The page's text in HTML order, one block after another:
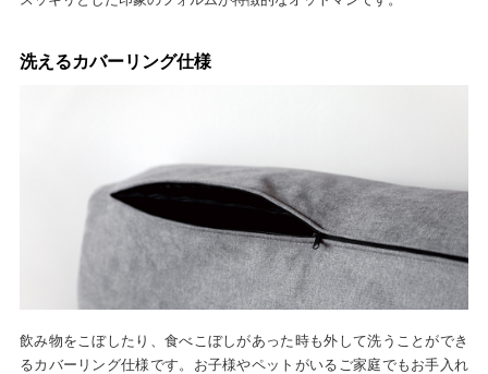
洗えるカバーリング仕様
飲み物をこぼしたり、食べこぼしがあった時も外して洗うことができ
るカバーリング仕様です。お子様やペットがいるご家庭でもお手入れ